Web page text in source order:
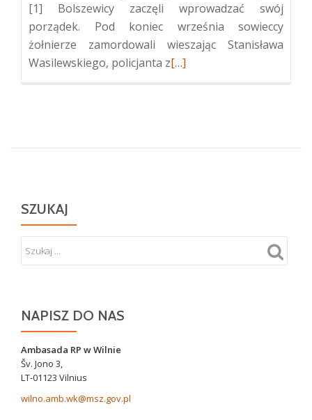
[1] Bolszewicy zaczęli wprowadzać swój
porządek. Pod koniec września sowieccy
żołnierze zamordowali wieszając Stanisława
Wasilewskiego, policjanta zWięcej
Polskiego
[…]
SZUKAJ
NAPISZ DO NAS
Ambasada RP w Wilnie
Šv. Jono 3,
LT-01123 Vilnius
wilno.amb.wk@msz.gov.pl